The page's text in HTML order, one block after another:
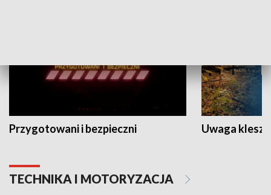
Przygotowani i bezpieczni Uwaga
TECHNIKA I MOTORYZACJA